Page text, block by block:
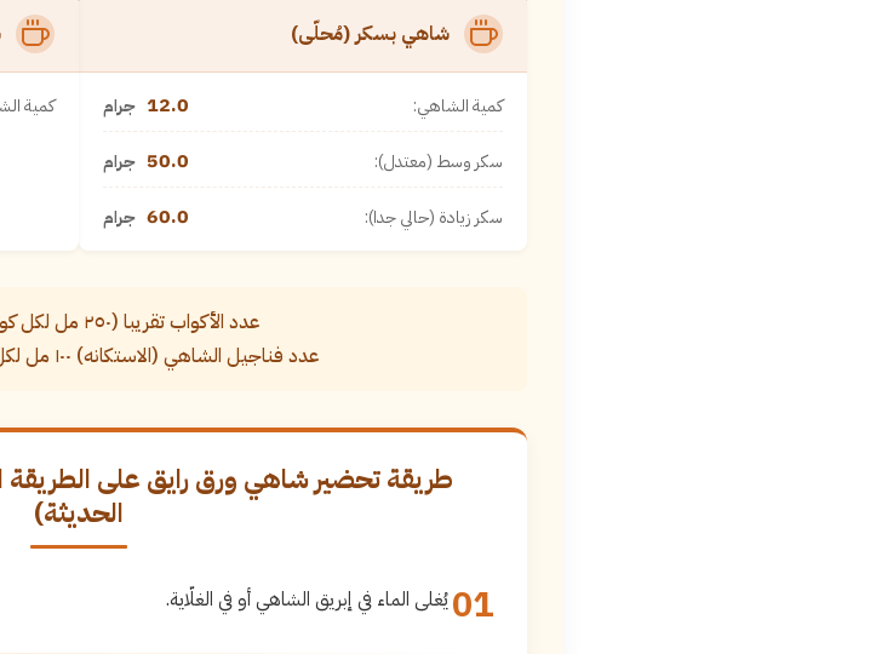
شاهي بسكر (مُحلّى)
كمية الشاهي: 12.0 جرام
سكر وسط (معتدل): 50.0 جرام
سكر زيادة (حالي جدا): 60.0 جرام
كمية
عدد الأكواب تقريبا (٢٥٠ مل لكل كوب):
عدد فناجيل الشاهي (الاستكانه) ١٠٠ مل لكل فنجال:
طريقة تحضير شاهي ورق رايق على الطريقة
الحديثة)
01يُغلى الماء في إبريق الشاهي أو في الغلّاية.